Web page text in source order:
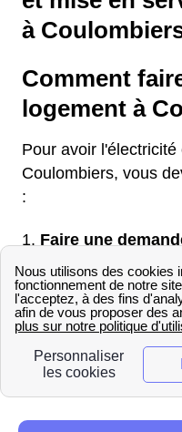
à
Comment
logement à
Pour avoir
Coulombiers, vous
:
Faire une
ELD par
Fixer deux
un pour une
un pour des